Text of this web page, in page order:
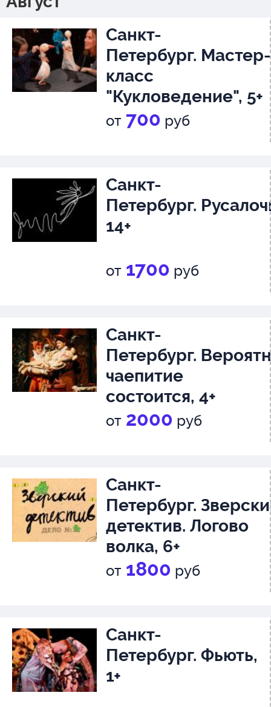
Санкт-
Петербург. Мастер-
класс
"Кукловедение", 5+
от 700 руб
Санкт-
Петербург.
14+
от 1700 руб
Санкт-
Петербург.
чаепитие
состоится, 4+
от 2000 руб
Санкт-
Петербург.
детектив. Логово
волка, 6+
от 1800 руб
Санкт-
Петербург. Фьють,
1+